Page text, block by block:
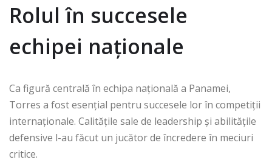
Rolul în succesele
echipei naționale
Ca figură centrală în echipa națională a Panamei,
Torres a fost esențial pentru succesele lor în competiții
internaționale. Calitățile sale de leadership și abilitățile
defensive l-au făcut un jucător de încredere în meciuri
critice.